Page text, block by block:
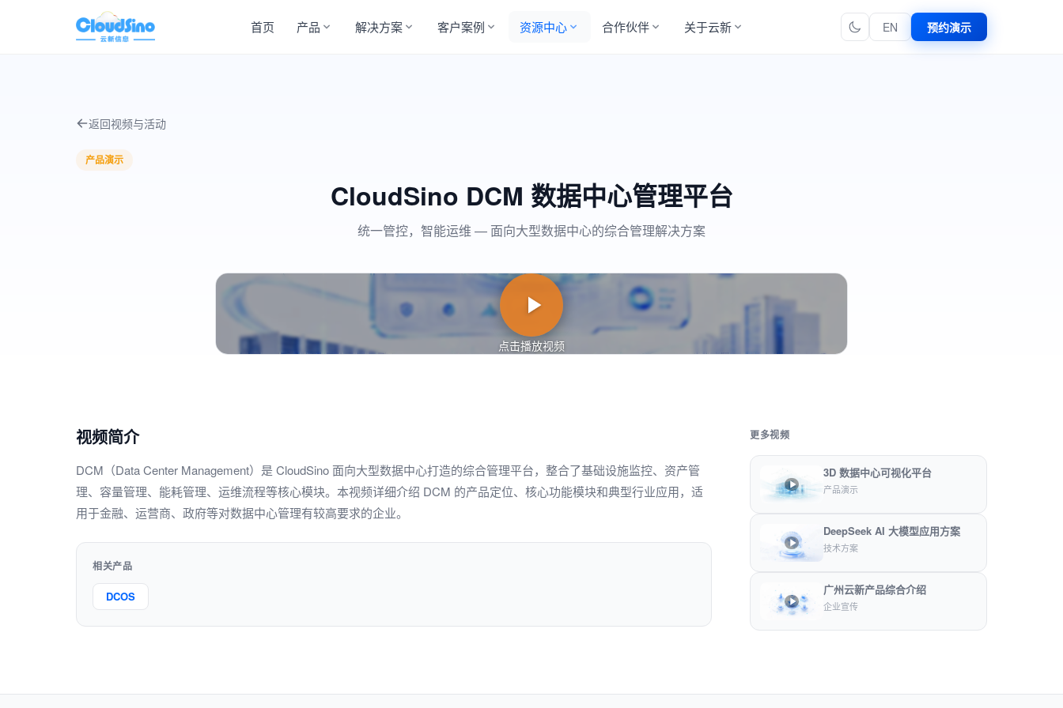
首页 产品 解决方案 客户案例 资源中心 合作伙伴 关于云新 EN 预约演示
返回视频与活动
产品演示
CloudSino DCM 数据中心管理平台
统一管控，智能运维 — 面向大型数据中心的综合管理解决方案
点击播放视频
视频简介
DCM（Data Center Management）是 CloudSino 面向大型数据中心打造的综合管理平台，整合了基础设施监控、资产管
理、容量管理、能耗管理、运维流程等核心模块。本视频详细介绍 DCM 的产品定位、核心功能模块和典型行业应用，适
用于金融、运营商、政府等对数据中心管理有较高要求的企业。
相关产品
DCOS
更多视频
3D 数据中心可视化平台
产品演示
DeepSeek AI 大模型应用方案
技术方案
广州云新产品综合介绍
企业宣传